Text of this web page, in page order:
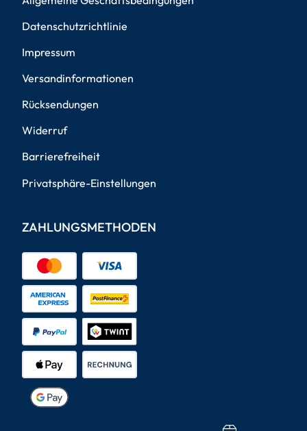
Datenschutzrichtlinie
Impressum
Versandinformationen
Rücksendungen
Widerruf
Barrierefreiheit
Privatsphäre-Einstellungen
ZAHLUNGSMETHODEN